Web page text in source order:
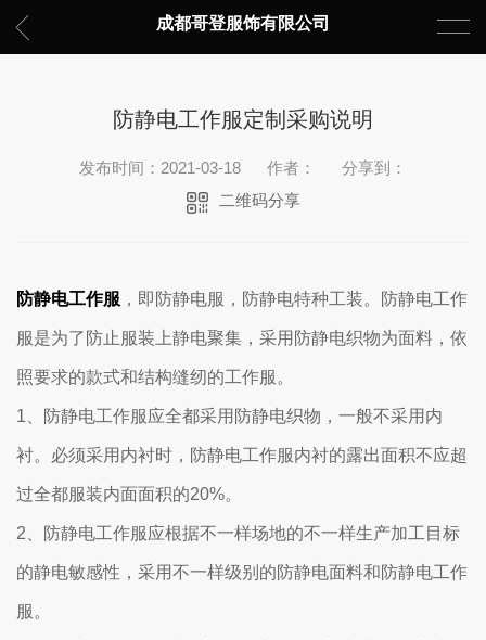
成都哥登服饰有限公司
防静电工作服定制采购说明
发布时间：2021-03-18 作者：
分享到：
二维码分享
防静电工作服 ，即防静电服，防静电特种工装。防静电工作
服是为了防止服装上静电聚集，采用防静电织物为面料，依
照要求的款式和结构缝纫的工作服。
1、防静电工作服应全都采用防静电织物，一般不采用内
衬。必须采用内衬时，防静电工作服内衬的露出面积不应超
过全都服装内面面积的20%。
2、防静电工作服应根据不一样场地的不一样生产加工目标
的静电敏感性，采用不一样级别的防静电面料和防静电工作
服。